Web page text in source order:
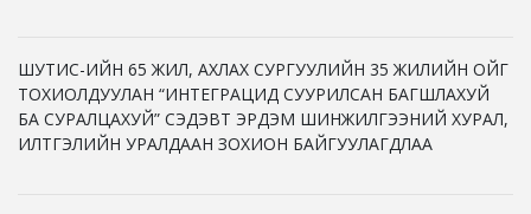
ШУТИС-ИЙН 65 ЖИЛ, АХЛАХ СУРГУУЛИЙН 35 ЖИЛИЙН ОЙГ
ТОХИОЛДУУЛАН “ИНТЕГРАЦИД СУУРИЛСАН БАГШЛАХУЙ
БА СУРАЛЦАХУЙ” СЭДЭВТ ЭРДЭМ ШИНЖИЛГЭЭНИЙ ХУРАЛ,
ИЛТГЭЛИЙН УРАЛДААН ЗОХИОН БАЙГУУЛАГДЛАА